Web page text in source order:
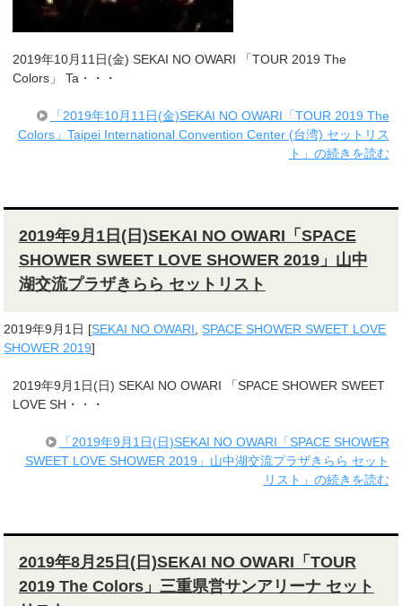
2019年10月11日(金) SEKAI NO OWARI 「TOUR 2019 The
Colors」 Ta・・・
「2019年10月11日(金)SEKAI NO OWARI「TOUR 2019 The
Colors」Taipei International Convention Center (台湾) セットリス
ト」の続きを読む
2019年9月1日(日)SEKAI NO OWARI「SPACE
SHOWER SWEET LOVE SHOWER 2019」山中
湖交流プラザきらら セットリスト
2019年9月1日 [SEKAI NO OWARI ,SPACE SHOWER SWEET LOVE
SHOWER 2019]
2019年9月1日(日) SEKAI NO OWARI 「SPACE SHOWER SWEET
LOVE SH・・・
「2019年9月1日(日)SEKAI NO OWARI「SPACE SHOWER
SWEET LOVE SHOWER 2019」山中湖交流プラザきらら セット
リスト」の続きを読む
2019年8月25日(日)SEKAI NO OWARI「TOUR
2019 The Colors」三重県営サンアリーナ セット